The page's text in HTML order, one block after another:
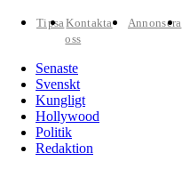
TipsaKontakta
oss
Annonsera
Senaste
Svenskt
Kungligt
Hollywood
Politik
Redaktion